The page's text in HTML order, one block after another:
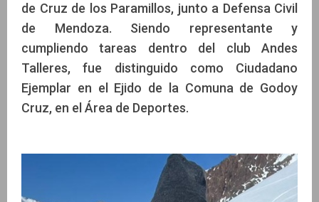
de Cruz de los Paramillos, junto a Defensa Civil
de Mendoza. Siendo representante y
cumpliendo tareas dentro del club Andes
Talleres, fue distinguido como Ciudadano
Ejemplar en el Ejido de la Comuna de Godoy
Cruz, en el Área de Deportes.